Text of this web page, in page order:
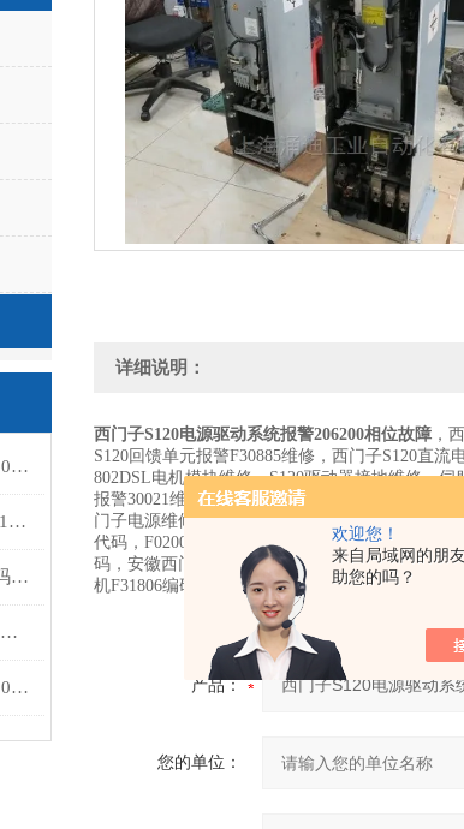
欢迎您！
来自局域网的朋
助您的吗？
西门子6RA8081直流调速报警F60095故障处理
西门子802D数控系统报警201481故障维修分析
西门子NCU伺服控制器显示8代码排查
西门子TCU20系统主机上电黑屏维修排查
西门子802DSL/828D数控系统230005功率单元过载分析
详细说明：
西门子S120电源驱动系统报警206200相位故障 ，
S120回馈单元报警F30885维修，西门子S120直
802DSL电机模块维修，S120驱动器接地维修，
报警30021维修,单轴伺服器报31885修理
门子电源维修，F07901故障维修，F31135维修，
代码，F020005故障，F07935故障，F01036，功
码，安徽西门子828D伺服器过载维修，西门子
机F31806编码故障，西门子828D出现231835循环
产品：
您的单位：